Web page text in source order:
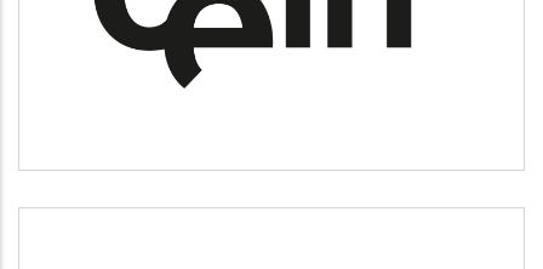
Desarrollo empresarial